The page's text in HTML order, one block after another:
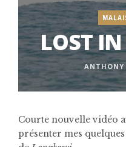
LOST
ANTHONY
Courte nouvelle vidéo
présenter mes